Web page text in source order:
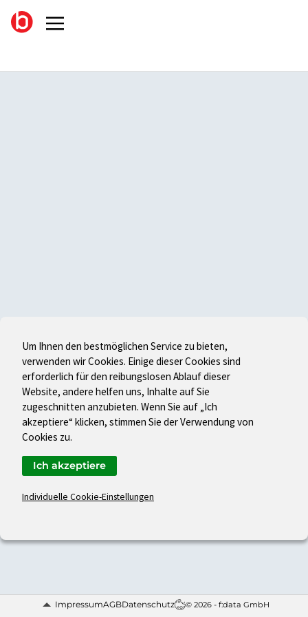
ImpressumAGBDatenschutz © 2026 - f:data GmbH
Um Ihnen den bestmöglichen Service zu bieten,
verwenden wir Cookies. Einige dieser Cookies sind
erforderlich für den reibungslosen Ablauf dieser
Website, andere helfen uns, Inhalte auf Sie
zugeschnitten anzubieten. Wenn Sie auf „Ich
akzeptiere“ klicken, stimmen Sie der Verwendung von
Cookies zu.
Individuelle Cookie-Einstellungen
Ich akzeptiere